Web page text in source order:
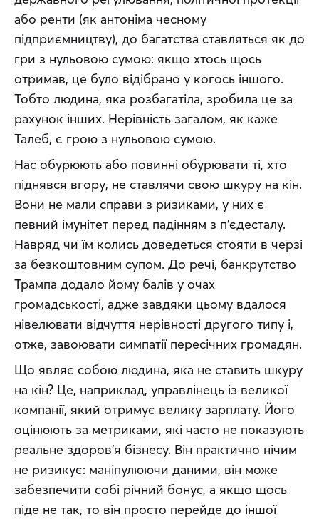
або ренти (як антоніма чесному
підприємництву), до багатства ставляться як до
гри з нульовою сумою: якщо хтось щось
отримав, це було відібрано у когось іншого.
Тобто людина, яка розбагатіла, зробила це за
рахунок інших. Нерівність загалом, як каже
Талеб, є грою з нульовою сумою.
Нас обурюють або повинні обурювати ті, хто
піднявся вгору, не ставлячи свою шкуру на кін.
Вони не мали справи з ризиками, у них є
певний імунітет перед падінням з п’єдесталу.
Навряд чи їм колись доведеться стояти в черзі
за безкоштовним супом. До речі, банкрутство
Трампа додало йому балів у очах
громадськості, адже завдяки цьому вдалося
нівелювати відчуття нерівності другого типу і,
отже, завоювати симпатії пересічних громадян.
Що являє собою людина, яка не ставить шкуру
на кін? Це, наприклад, управлінець із великої
компанії, який отримує велику зарплату. Його
оцінюють за метриками, які часто не показують
реальне здоров’я бізнесу. Він практично нічим
не ризикує: маніпулюючи даними, він може
забезпечити собі річний бонус, а якщо щось
піде не так, то він просто перейде до іншої